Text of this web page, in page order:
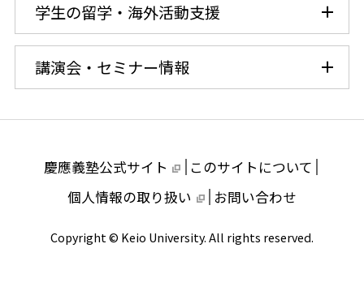
学生の留学・海外活動支援
講演会・セミナー情報
慶應義塾公式サイト
このサイトについて
個人情報の取り扱い
お問い合わせ
Copyright © Keio University. All rights reserved.